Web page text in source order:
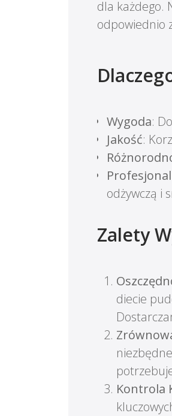
dla każdego.
odpowiednio
Wygoda:
Jakość:
odżywczą i
Zalety
diecie
Kontrola